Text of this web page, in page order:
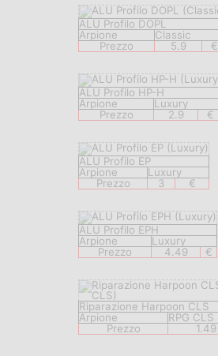
ALU Profilo DOPL
Arpione
Classic
Prezzo
5.9 €
ALU Profilo HP-H
Arpione
Luxury
Prezzo
2.9 €
ALU Profilo EP
Arpione
Luxury
Prezzo
3 €
ALU Profilo EPH
Arpione
Luxury
Prezzo
4.49 €
Riparazione Harpoon CLS
Arpione
RPG CLS
Prezzo
1.49